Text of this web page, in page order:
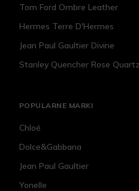
Tom Ford Ombre Leather
Hermes Terre D'Hermes
Jean Paul Gaultier Divine
Stanley Quencher Rose Quartz
POPULARNE MARKI
Chloé
Dolce&Gabbana
Jean Paul Gaultier
Yonelle